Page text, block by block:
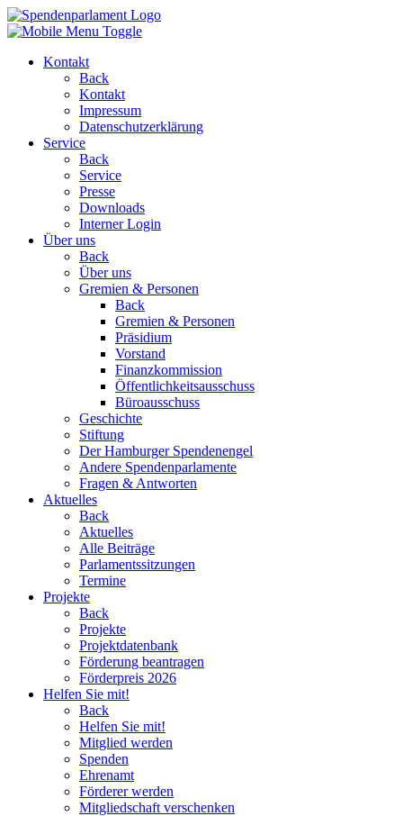
Kontakt
Back
Kontakt
Impressum
Datenschutzerklärung
Service
Back
Service
Presse
Downloads
Interner Login
Über uns
Back
Über uns
Gremien & Personen
Back
Gremien & Personen
Präsidium
Vorstand
Finanzkommission
Öffentlichkeitsausschuss
Büroausschuss
Geschichte
Stiftung
Der Hamburger Spendenengel
Andere Spendenparlamente
Fragen & Antworten
Aktuelles
Back
Aktuelles
Alle Beiträge
Parlamentssitzungen
Termine
Projekte
Back
Projekte
Projektdatenbank
Förderung beantragen
Förderpreis 2026
Helfen Sie mit!
Back
Helfen Sie mit!
Mitglied werden
Spenden
Ehrenamt
Förderer werden
Mitgliedschaft verschenken